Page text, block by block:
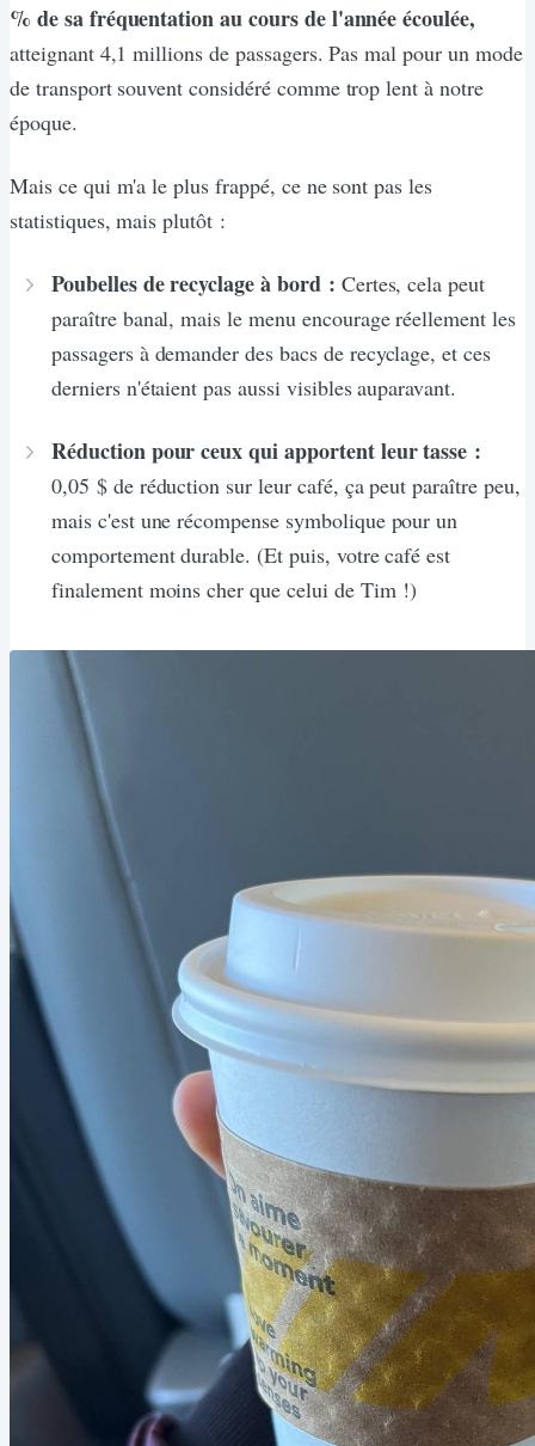
% de sa fréquentation au cours de l'année écoulée,
atteignant 4,1 millions de passagers. Pas mal pour un mode
de transport souvent considéré comme trop lent à notre
époque.
Mais ce qui m'a le plus frappé, ce ne sont pas les
statistiques, mais plutôt :
Poubelles de recyclage à bord : Certes, cela peut
paraître banal, mais le menu encourage réellement les
passagers à demander des bacs de recyclage, et ces
derniers n'étaient pas aussi visibles auparavant.
Réduction pour ceux qui apportent leur tasse :
0,05 $ de réduction sur leur café, ça peut paraître peu,
mais c'est une récompense symbolique pour un
comportement durable. (Et puis, votre café est
finalement moins cher que celui de Tim !)